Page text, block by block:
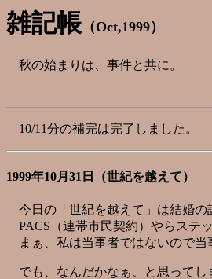
雑記帳 （Oct,1999）
秋の始まりは、事件と共に。
10/11分の補完は完了しました。
1999年10月31日（世紀を越えて）
今日の「世紀を越えて」は結婚の
PACS（連帯市民契約）やらステ
まぁ、私は当事者ではないので当
でも、なんだかなぁ、と思ってし